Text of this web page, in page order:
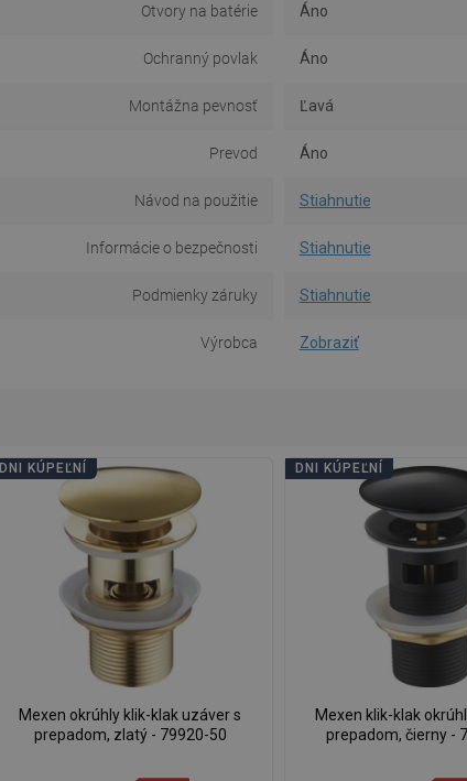
Otvory na batérie Áno
Ochranný povlak Áno
Montážna pevnosť Ľavá
Prevod Áno
Návod na použitie Stiahnutie
Informácie o bezpečnosti Stiahnutie
Podmienky záruky Stiahnutie
Výrobca Zobraziť
DNI KÚPEĽNÍ
Mexen okrúhly klik-klak uzáver s
prepadom, zlatý - 79920-50
DNI KÚPEĽNÍ
Mexen klik-klak
prepadom, čierny -